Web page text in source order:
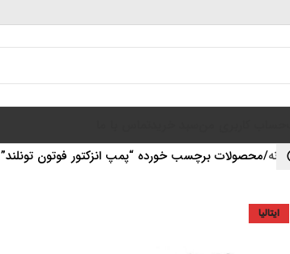
خانه محصولات برچسب خورده “پمپ انزکتور فوتون تونلند”
ایتالیا